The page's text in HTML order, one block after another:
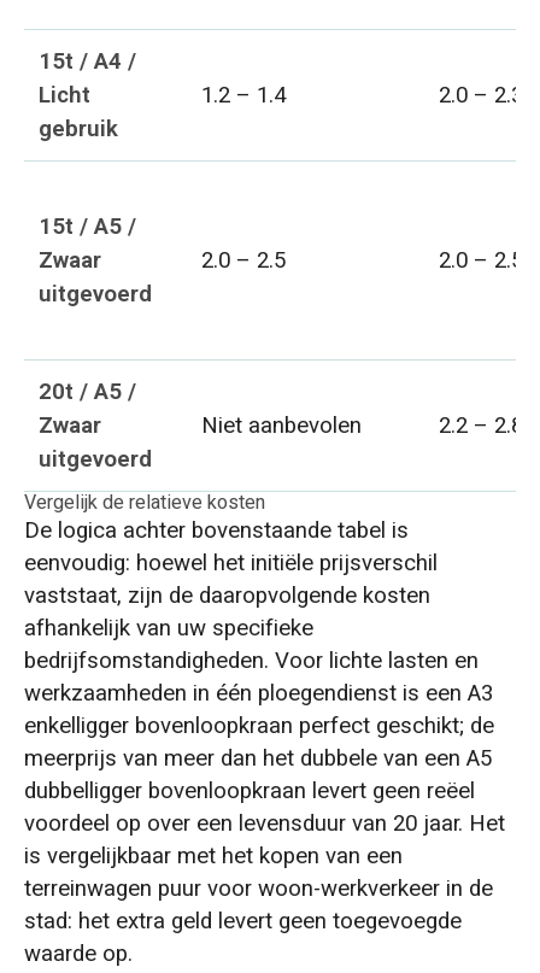
15t / A4 /
Licht
gebruik
1.2 – 1.4 2.0 – 2.3
15t / A5 /
Zwaar
uitgevoerd
2.0 – 2.5 2.0 – 2.5
20t / A5 /
Zwaar
uitgevoerd
Niet aanbevolen 2.2 – 2.8
Vergelijk de relatieve kosten
De logica achter bovenstaande tabel is
eenvoudig: hoewel het initiële prijsverschil
vaststaat, zijn de daaropvolgende kosten
afhankelijk van uw specifieke
bedrijfsomstandigheden. Voor lichte lasten en
werkzaamheden in één ploegendienst is een A3
enkelligger bovenloopkraan perfect geschikt; de
meerprijs van meer dan het dubbele van een A5
dubbelligger bovenloopkraan levert geen reëel
voordeel op over een levensduur van 20 jaar. Het
is vergelijkbaar met het kopen van een
terreinwagen puur voor woon-werkverkeer in de
stad: het extra geld levert geen toegevoegde
waarde op.